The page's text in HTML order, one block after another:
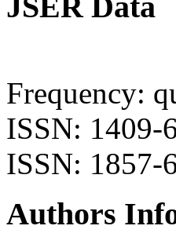
Frequency:
ISSN: 1409-
ISSN: 1857-
Authors